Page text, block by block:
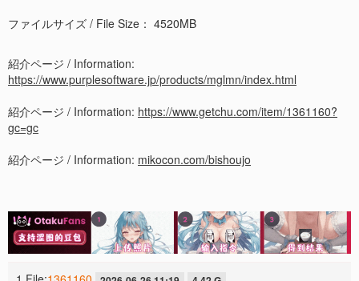
ファイルサイズ / File Size： 4520MB
紹介ページ / Information:
https://www.purplesoftware.jp/products/mglmn/index.html
紹介ページ / Information: https://www.getchu.com/item/1361160?
gc=gc
紹介ページ / Information: mikocon.com/bishoujo